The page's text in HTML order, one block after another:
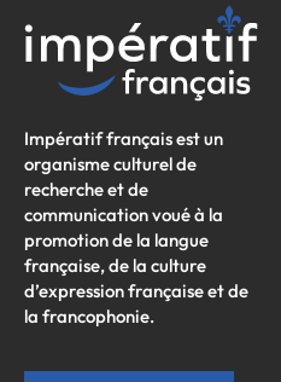
Impératif français est un
organisme culturel de
recherche et de
communication voué à la
promotion de la langue
française, de la culture
d’expression française et de
la francophonie.